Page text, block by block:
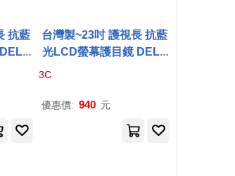
抗藍
台灣製~23吋 護視長 抗藍
光LCD螢幕護目鏡 DELL
3C
優惠價: 940 元